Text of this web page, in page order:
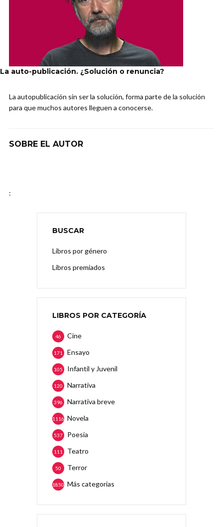
La auto-publicación. ¿Solución o renuncia?
La autopublicación sin ser la solución, forma parte de la solución
para que muchos autores lleguen a conocerse.
SOBRE EL AUTOR
:
BUSCAR
Libros por género
Libros premiados
LIBROS POR CATEGORÍA
Cine
46
Ensayo
171
Infantil y Juvenil
105
Narrativa
120
Narrativa breve
396
Novela
1116
Poesía
537
Teatro
111
Terror
50
Más categorias
1850